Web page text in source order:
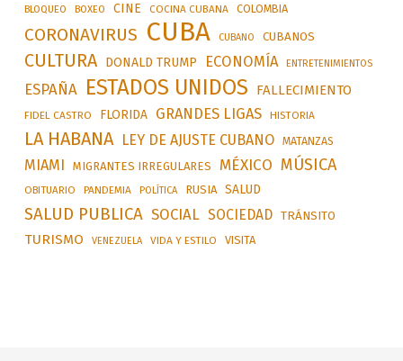
BLOQUEO BOXEO CINE COCINA CUBANA COLOMBIA
CORONAVIRUS CUBA CUBANO CUBANOS
CULTURA DONALD TRUMP ECONOMÍA ENTRETENIMIENTOS
ESPAÑA ESTADOS UNIDOS FALLECIMIENTO
FIDEL CASTRO FLORIDA GRANDES LIGAS HISTORIA
LA HABANA LEY DE AJUSTE CUBANO MATANZAS
MIAMI MIGRANTES IRREGULARES MÉXICO MÚSICA
OBITUARIO PANDEMIA POLÍTICA RUSIA SALUD
SALUD PUBLICA SOCIAL SOCIEDAD TRÁNSITO
TURISMO VENEZUELA VIDA Y ESTILO VISITA